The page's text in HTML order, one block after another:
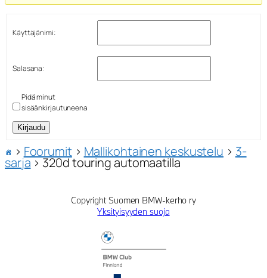
Käyttäjänimi:
Salasana:
Pidä minut
sisäänkirjautuneena
Kirjaudu
› Foorumit › Mallikohtainen keskustelu › 3-
sarja›320d touring automaatilla
Copyright Suomen BMW-kerho ry
Yksityisyyden suoja